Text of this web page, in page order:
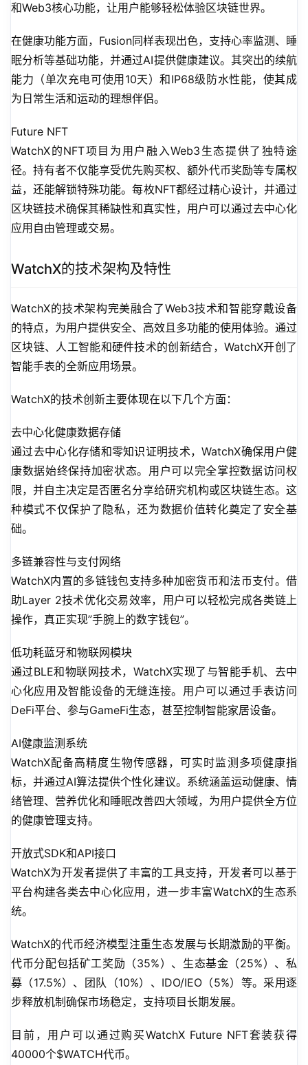
和Web3核心功能，让用户能够轻松体验区块链世界。
在健康功能方面，Fusion同样表现出色，支持心率监测、睡
眠分析等基础功能，并通过AI提供健康建议。其突出的续航
能力（单次充电可使用10天）和IP68级防水性能，使其成
为日常生活和运动的理想伴侣。
Future NFT
WatchX的NFT项目为用户融入Web3生态提供了独特途
径。持有者不仅能享受优先购买权、额外代币奖励等专属权
益，还能解锁特殊功能。每枚NFT都经过精心设计，并通过
区块链技术确保其稀缺性和真实性，用户可以通过去中心化
应用自由管理或交易。
WatchX的技术架构及特性
WatchX的技术架构完美融合了Web3技术和智能穿戴设备
的特点，为用户提供安全、高效且多功能的使用体验。通过
区块链、人工智能和硬件技术的创新结合，WatchX开创了
智能手表的全新应用场景。
WatchX的技术创新主要体现在以下几个方面：
去中心化健康数据存储
通过去中心化存储和零知识证明技术，WatchX确保用户健
康数据始终保持加密状态。用户可以完全掌控数据访问权
限，并自主决定是否匿名分享给研究机构或区块链生态。这
种模式不仅保护了隐私，还为数据价值转化奠定了安全基
础。
多链兼容性与支付网络
WatchX内置的多链钱包支持多种加密货币和法币支付。借
助Layer 2技术优化交易效率，用户可以轻松完成各类链上
操作，真正实现”手腕上的数字钱包”。
低功耗蓝牙和物联网模块
通过BLE和物联网技术，WatchX实现了与智能手机、去中
心化应用及智能设备的无缝连接。用户可以通过手表访问
DeFi平台、参与GameFi生态，甚至控制智能家居设备。
AI健康监测系统
WatchX配备高精度生物传感器，可实时监测多项健康指
标，并通过AI算法提供个性化建议。系统涵盖运动健康、情
绪管理、营养优化和睡眠改善四大领域，为用户提供全方位
的健康管理支持。
开放式SDK和API接口
WatchX为开发者提供了丰富的工具支持，开发者可以基于
平台构建各类去中心化应用，进一步丰富WatchX的生态系
统。
WatchX的代币经济模型注重生态发展与长期激励的平衡。
代币分配包括矿工奖励（35%）、生态基金（25%）、私
募（17.5%）、团队（10%）、IDO/IEO（5%）等。采用逐
步释放机制确保市场稳定，支持项目长期发展。
目前，用户可以通过购买WatchX Future NFT套装获得
40000个$WATCH代币。